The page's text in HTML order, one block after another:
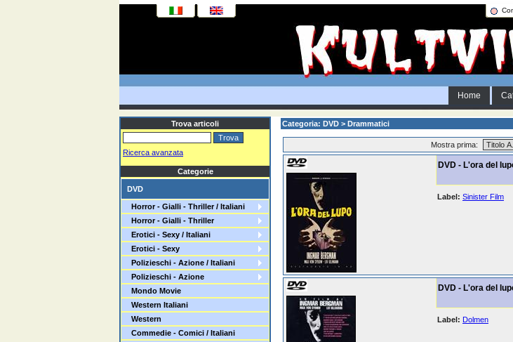
Home
Trova articoli
Ricerca avanzata
Categorie
DVD
Horror - Gialli - Thriller / Italiani
Horror - Gialli - Thriller
Erotici - Sexy / Italiani
Erotici - Sexy
Polizieschi - Azione / Italiani
Polizieschi - Azione
Mondo Movie
Western Italiani
Western
Commedie - Comici / Italiani
Categoria: DVD > Drammatici
Mostra prima:
DVD - L'ora del
Label: Sinister Film
DVD - L'ora del
Label: Dolmen